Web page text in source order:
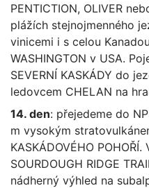
PENTICTION, OLIVER
plážích stejnojmenného
vinicemi i s celou
WASHINGTON v USA.
SEVERNÍ KASKÁDY do
ledovcem CHELAN na
14. den: přejedeme do
m vysokým
KASKÁDOVÉHO
SOURDOUGH RIDGE
nádherný výhled na